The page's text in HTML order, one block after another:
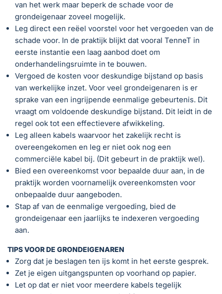
van het werk maar beperk de schade voor de
grondeigenaar zoveel mogelijk.
Leg direct een reëel voorstel voor het vergoeden van de
schade voor. In de praktijk blijkt dat vooral TenneT in
eerste instantie een laag aanbod doet om
onderhandelingsruimte in te bouwen.
Vergoed de kosten voor deskundige bijstand op basis
van werkelijke inzet. Voor veel grondeigenaren is er
sprake van een ingrijpende eenmalige gebeurtenis. Dit
vraagt om voldoende deskundige bijstand. Dit leidt in de
regel ook tot een effectievere afwikkeling.
Leg alleen kabels waarvoor het zakelijk recht is
overeengekomen en leg er niet ook nog een
commerciële kabel bij. (Dit gebeurt in de praktijk wel).
Bied een overeenkomst voor bepaalde duur aan, in de
praktijk worden voornamelijk overeenkomsten voor
onbepaalde duur aangeboden.
Stap af van de eenmalige vergoeding, bied de
grondeigenaar een jaarlijks te indexeren vergoeding
aan.
TIPS VOOR DE GRONDEIGENAREN
Zorg dat je beslagen ten ijs komt in het eerste gesprek.
Zet je eigen uitgangspunten op voorhand op papier.
Let op dat er niet voor meerdere kabels tegelijk